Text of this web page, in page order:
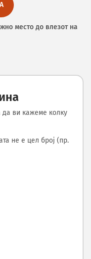
место до влезот на
ви кажеме колку
не е цел број (пр.